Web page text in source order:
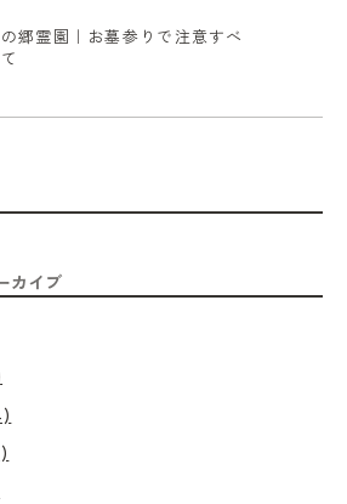
郷霊園｜お墓参りで注意すべ
カイブ